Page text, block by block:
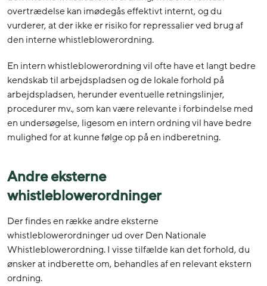
overtrædelse kan imødegås effektivt internt, og du
vurderer, at der ikke er risiko for repressalier ved brug af
den interne whistleblowerordning.
En intern whistleblowerordning vil ofte have et langt bedre
kendskab til arbejdspladsen og de lokale forhold på
arbejdspladsen, herunder eventuelle retningslinjer,
procedurer mv., som kan være relevante i forbindelse med
en undersøgelse, ligesom en intern ordning vil have bedre
mulighed for at kunne følge op på en indberetning.
Andre eksterne
whistleblowerordninger
Der findes en række andre eksterne
whistleblowerordninger ud over Den Nationale
Whistleblowerordning. I visse tilfælde kan det forhold, du
ønsker at indberette om, behandles af en relevant ekstern
ordning.